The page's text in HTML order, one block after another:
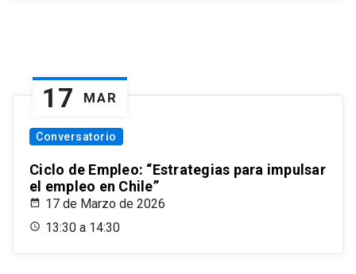
17 MAR
Conversatorio
Ciclo de Empleo: “Estrategias para impulsar
el empleo en Chile”
17 de Marzo de 2026
13:30 a 14:30